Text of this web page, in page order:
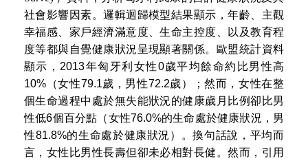
社會影響因素。邏輯迴歸模型結果顯示，年齡、主觀
幸福感、家戶經濟滿意度、生命主控度、以及教育程
度等都與自覺健康狀況呈現顯著關係。歐盟統計資料
顯示，2013年匈牙利女性0歲平均餘命約比男性高
10%（女性79.1歲，男性72.2歲）；然而，女性在整
個生命過程中處於無失能狀況的健康歲月比例卻比男
性低6個百分點（女性76.0%的生命處於健康狀況，男
性81.8%的生命處於健康狀況）。換句話說，平均而
言，女性比男性長壽但卻未必相對長健。然而，引用